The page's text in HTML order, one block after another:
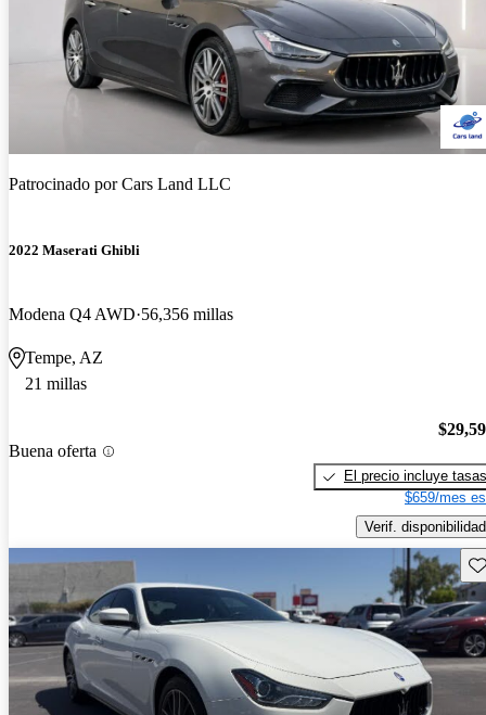
Patrocinado porCars Land LLC
2022 Maserati Ghibli
Modena Q4 AWD 56,356 millas
Tempe, AZ
21 millas
Buena oferta
El precio incluye tasas
$659/mes
Verif. disponibilidad